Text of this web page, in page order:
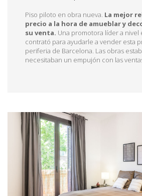
Piso piloto en obra nueva. La mejor
precio a la hora de amueblar y
su venta. Una promotora líder a nivel
contrató para ayudarle a vender esta
periferia de Barcelona. Las obras
necesitaban un empujón con las